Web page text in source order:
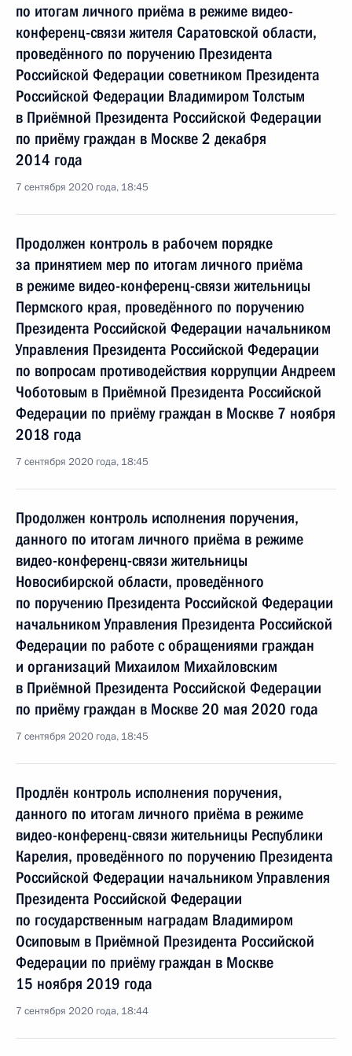
по итогам личного приёма в режиме видео-
конференц-связи жителя Саратовской области,
проведённого по поручению Президента
Российской Федерации советником Президента
Российской Федерации Владимиром Толстым
в Приёмной Президента Российской Федерации
по приёму граждан в Москве 2 декабря
2014 года
7 сентября 2020 года, 18:45
Продолжен контроль в рабочем порядке
за принятием мер по итогам личного приёма
в режиме видео-конференц-связи жительницы
Пермского края, проведённого по поручению
Президента Российской Федерации начальником
Управления Президента Российской Федерации
по вопросам противодействия коррупции Андреем
Чоботовым в Приёмной Президента Российской
Федерации по приёму граждан в Москве 7 ноября
2018 года
7 сентября 2020 года, 18:45
Продолжен контроль исполнения поручения,
данного по итогам личного приёма в режиме
видео-конференц-связи жительницы
Новосибирской области, проведённого
по поручению Президента Российской Федерации
начальником Управления Президента Российской
Федерации по работе с обращениями граждан
и организаций Михаилом Михайловским
в Приёмной Президента Российской Федерации
по приёму граждан в Москве 20 мая 2020 года
7 сентября 2020 года, 18:45
Продлён контроль исполнения поручения,
данного по итогам личного приёма в режиме
видео-конференц-связи жительницы Республики
Карелия, проведённого по поручению Президента
Российской Федерации начальником Управления
Президента Российской Федерации
по государственным наградам Владимиром
Осиповым в Приёмной Президента Российской
Федерации по приёму граждан в Москве
15 ноября 2019 года
7 сентября 2020 года, 18:44